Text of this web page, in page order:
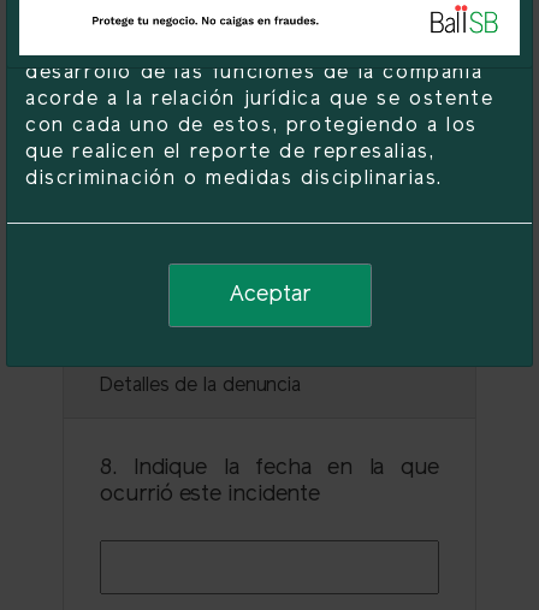
Identificación de los participantes
7. ¿Conoce las personas que
participaron en este
comportamiento?
Detalles de la denuncia
8. Indique la fecha en la que
ocurrió este incidente
los datos personales que los titulares de la
desarrollo de las funciones de la compañía
acorde a la relación jurídica que se ostente
con cada uno de estos, protegiendo a los
que realicen el reporte de represalias,
discriminación o medidas disciplinarias.
Aceptar